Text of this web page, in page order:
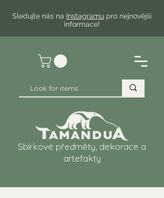
Sbírkové předměty, dekorace a
artefakty
Sledujte nás na Instagramu pro nejnovější
informace!